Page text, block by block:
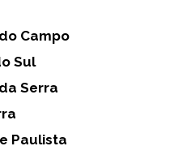
Campo
Sul
Serra
Paulista